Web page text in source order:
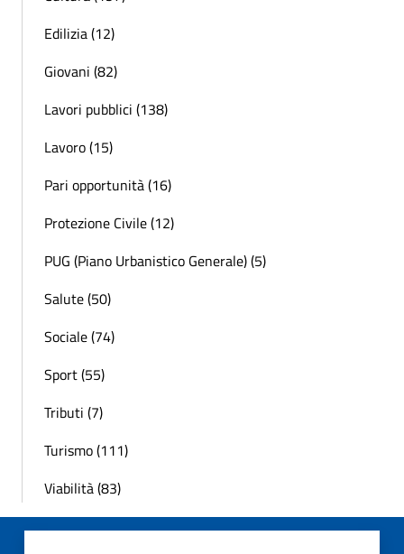
Edilizia (12)
Giovani (82)
Lavori pubblici (138)
Lavoro (15)
Pari opportunità (16)
Protezione Civile (12)
PUG (Piano Urbanistico Generale) (5)
Salute (50)
Sociale (74)
Sport (55)
Tributi (7)
Turismo (111)
Viabilità (83)